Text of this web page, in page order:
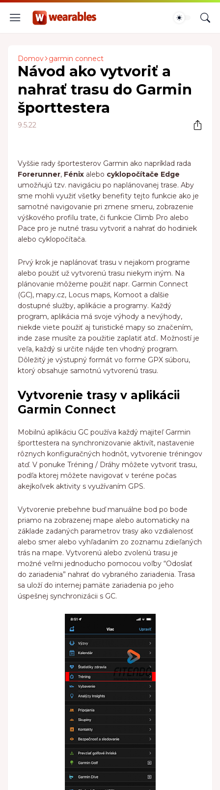
Domov garmin connect
Návod ako vytvoriť a
nahrať trasu do Garmin
športtestera
9.5.22
Vyššie rady športesterov Garmin ako napríklad rada
Forerunner, Fénix alebo cyklopočítače Edge
umožňujú tzv. navigáciu po naplánovanej trase. Aby
sme mohli využiť všetky benefity tejto funkcie ako je
samotné navigovanie pri zmene smeru, zobrazenie
výškového profilu trate, či funkcie Climb Pro alebo
Pace pro je nutné trasu vytvoriť a nahrať do hodiniek
alebo cyklopočítača.
Prvý krok je naplánovať trasu v nejakom programe
alebo použiť už vytvorenú trasu niekym iným. Na
plánovanie môžeme použiť napr. Garmin Connect
(GC), mapy.cz, Locus maps, Komoot a ďalšie
dostupné služby, aplikácie a programy. Každý
program, aplikácia má svoje výhody a nevýhody,
niekde viete použiť aj turistické mapy so značením,
inde zase musíte za použitie zaplatiť atď.. Možností je
veľa, každý si určite nájde ten vhodný program.
Dôležitý je výstupný formát vo forme GPX súboru,
ktorý obsahuje samotnú vytvorenú trasu.
Vytvorenie trasy v aplikácii
Garmin Connect
Mobilnú aplikáciu GC používa každý majiteľ Garmin
športtestera na synchronizovanie aktivít, nastavenie
rôznych konfiguračných hodnôt, vytvorenie tréningov
atď. V ponuke Tréning / Dráhy môžete vytvoriť trasu,
podľa ktorej môžete navigovať v teréne počas
akejkoľvek aktivity s využívaním GPS.
Vytvorenie prebehne buď manuálne bod po bode
priamo na zobrazenej mape alebo automaticky na
základe zadaných parametrov trasy ako vzdialenosť
alebo smer alebo vyhľadaním zo zoznamu zdieľaných
trás na mape. Vytvorenú alebo zvolenú trasu je
možné veľmi jednoducho pomocou voľby “Odoslať
do zariadenia” nahrať do vybraného zariadenia. Trasa
sa uloží do internej pamäte zariadenia po jeho
úspešnej synchronizácii s GC.